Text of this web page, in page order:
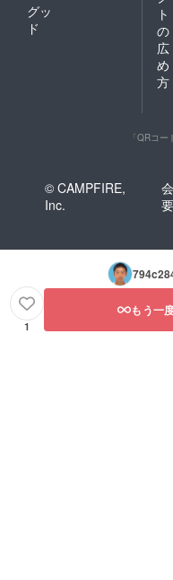
グッ
ド
ト
の
広
め
方
「QRコ
© CAMPFIRE,
Inc.
要
1
もう一